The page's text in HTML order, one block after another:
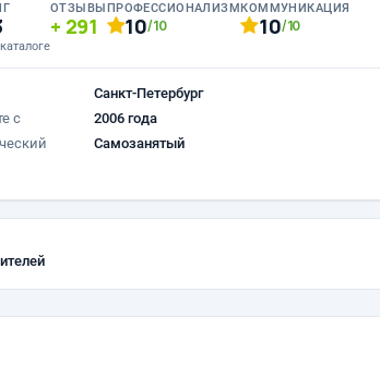
ОТЗЫВЫ
291
ПРОФЕССИОНАЛИЗМ
10/10
КОММУНИКАЦИЯ
10/10
Санкт-Петербург
с
2006 года
Самозанятый